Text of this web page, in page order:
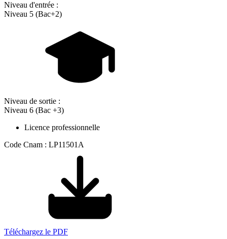
Niveau d'entrée :
Niveau 5 (Bac+2)
Niveau de sortie :
Niveau 6 (Bac +3)
Licence professionnelle
Code Cnam : LP11501A
Téléchargez le PDF